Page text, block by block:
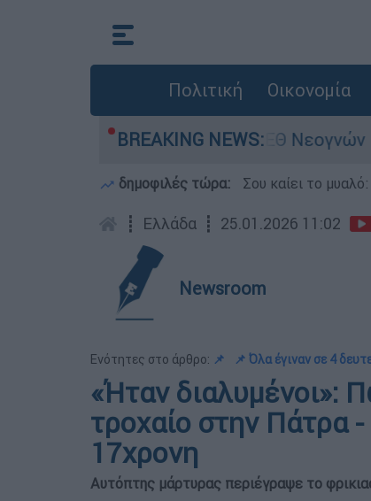
Πολιτική Οικονομία
BREAKING NEWS:
στη ΜΕΘ Νεογνών Marfin:
δημοφιλές τώρα: Σου καίει το
┋ Ελλάδα ┋ 25.01.2026 11:02
Newsroom
Ενότητες στο άρθρο: 📌 📌 Όλα έγιναν σε 4
«Ήταν διαλυμένοι»:
τροχαίο στην Πάτρα
17χρονη
Αυτόπτης μάρτυρας περιέγραψε το